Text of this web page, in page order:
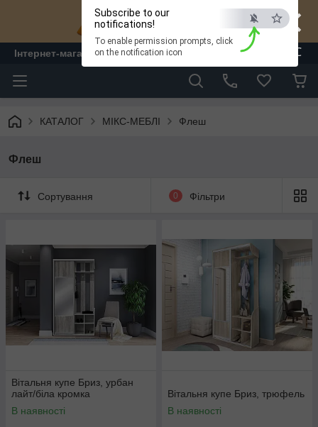
×
ESC
Subscribe to our
notifications!
To enable permission prompts, click
on the notification icon
Інтернет-магазин "ЛАМ" - меблі
КАТАЛОГ МІКС-МЕБЛІ Флеш
Флеш
Сортування 0 Фільтри
Вітальня купе Бриз, урбан
лайт/біла кромка
В наявності
Вітальня купе Бриз, трюфель
В наявності